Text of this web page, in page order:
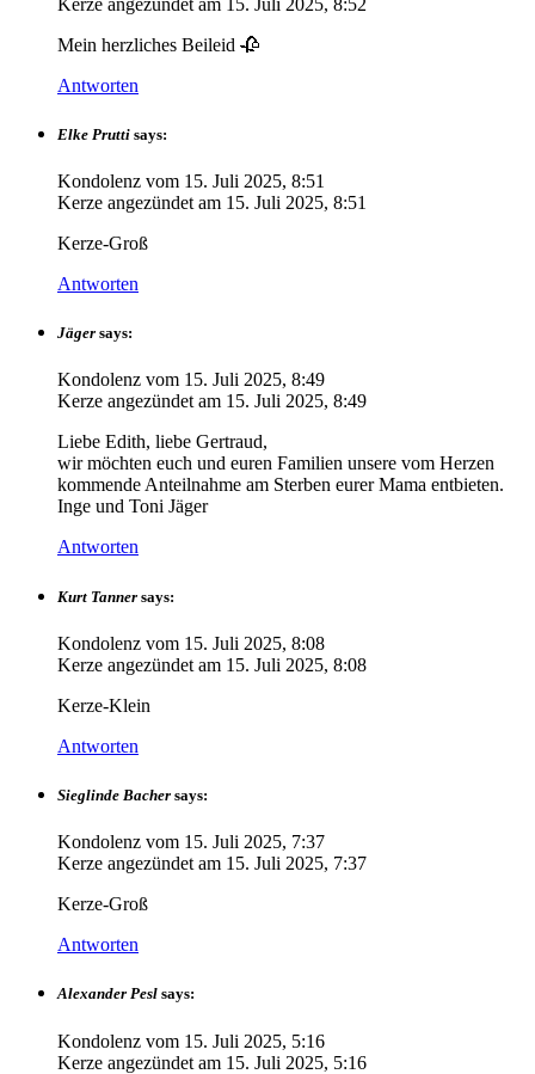
Mein herzliches Beileid 🥀
Antworten
Elke Prutti says:
Kondolenz vom 15. Juli 2025, 8:51
Kerze angezündet am 15. Juli 2025, 8:51
Kerze-Groß
Antworten
Jäger says:
Kondolenz vom 15. Juli 2025, 8:49
Kerze angezündet am 15. Juli 2025, 8:49
Liebe Edith, liebe Gertraud,
wir möchten euch und euren Familien unsere vom Herzen
kommende Anteilnahme am Sterben eurer Mama entbieten.
Inge und Toni Jäger
Antworten
Kurt Tanner says:
Kondolenz vom 15. Juli 2025, 8:08
Kerze angezündet am 15. Juli 2025, 8:08
Kerze-Klein
Antworten
Sieglinde Bacher says:
Kondolenz vom 15. Juli 2025, 7:37
Kerze angezündet am 15. Juli 2025, 7:37
Kerze-Groß
Antworten
Alexander Pesl says:
Kondolenz vom 15. Juli 2025, 5:16
Kerze angezündet am 15. Juli 2025, 5:16